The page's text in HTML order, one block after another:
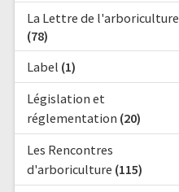
La Lettre de l'arboriculture
(78)
Label (1)
Législation et
réglementation (20)
Les Rencontres
d'arboriculture (115)